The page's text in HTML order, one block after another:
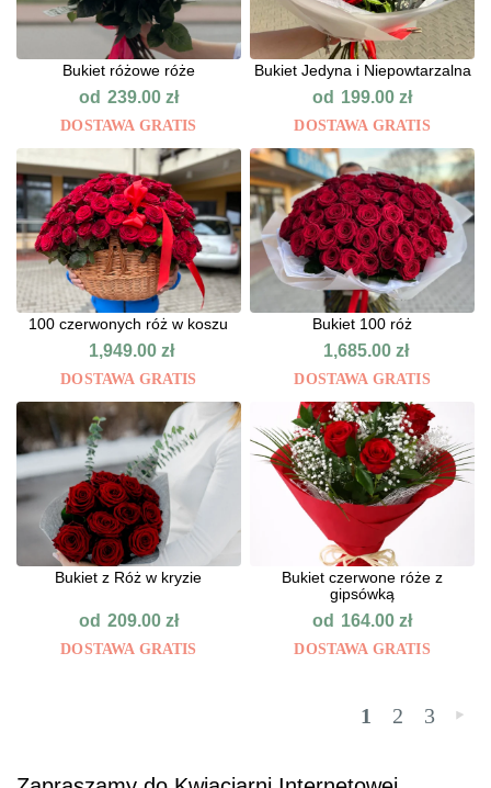
Bukiet różowe róże
od 239.00 zł
DOSTAWA GRATIS
Bukiet Jedyna i Niepowtarzalna
od 199.00zł
DOSTAWA GRATIS
100 czerwonych róż w koszu
1,949.00zł
DOSTAWA GRATIS
Bukiet 100 róż
1,685.00 zł
DOSTAWA GRATIS
Bukiet z Róż w kryzie
od 209.00 zł
DOSTAWA GRATIS
Bukiet czerwone róże z
gipsówką
od 164.00zł
DOSTAWA GRATIS
1 2 3 »